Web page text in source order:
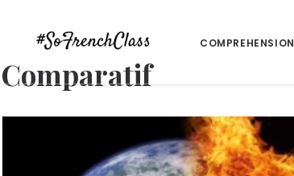
COMPREHENSION
Comparatif